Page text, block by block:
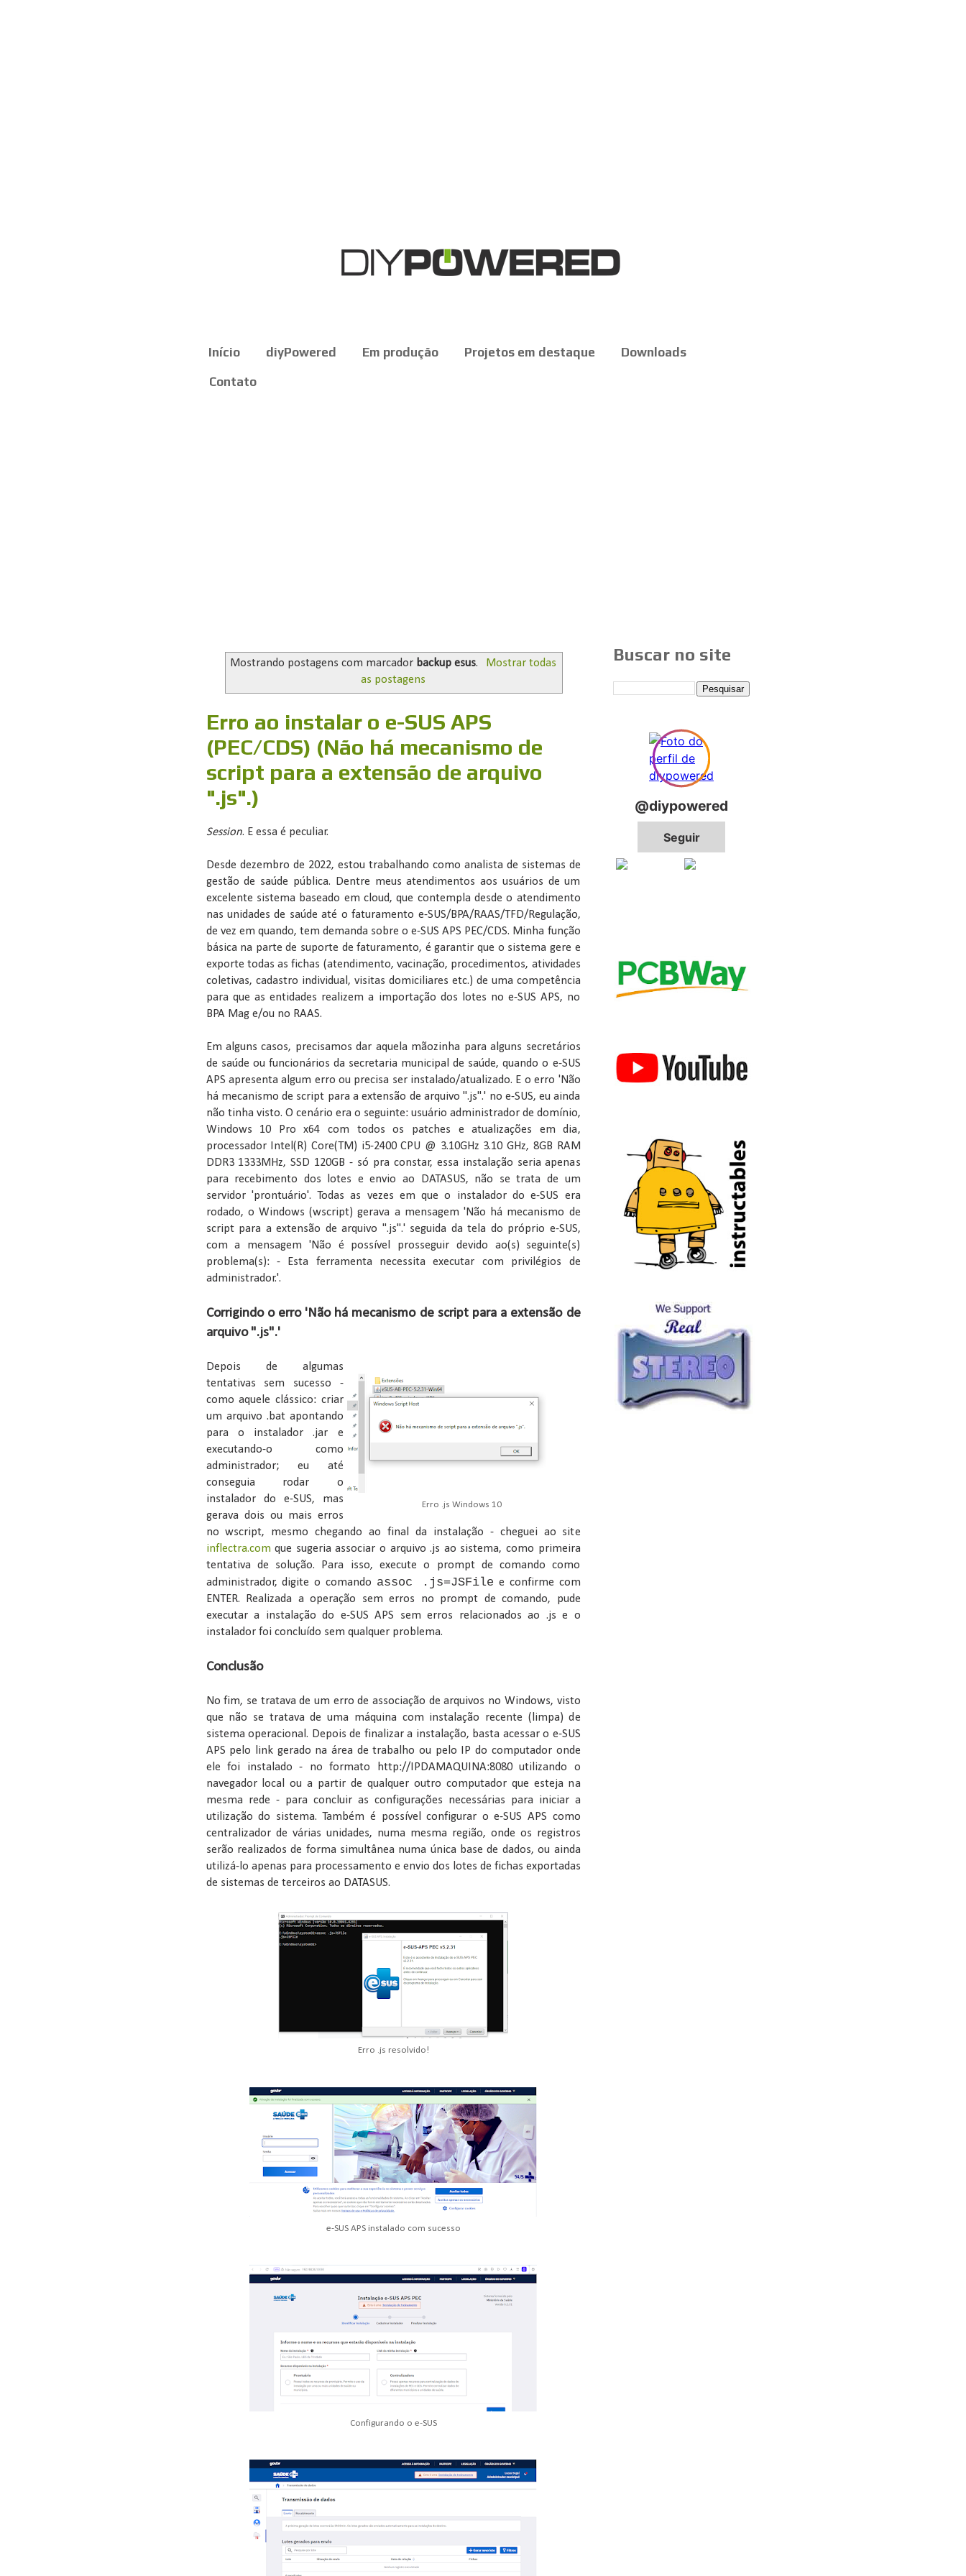
Início diyPowered Em produção Projetos em destaque Downloads
Contato
Mostrando postagens com marcador backup esus.
Mostrar todas
as postagens
Erro ao instalar o e-SUS APS
(PEC/CDS) (Não há mecanismo de
script para a extensão de arquivo
".js".)
Session. E essa é peculiar.
Desde dezembro de 2022, estou trabalhando como analista de sistemas de
gestão de saúde pública. Dentre meus atendimentos aos usuários de um
excelente sistema baseado em cloud, que contempla desde o atendimento
nas unidades de saúde até o faturamento e-SUS/BPA/RAAS/TFD/Regulação,
de vez em quando, tem demanda sobre o e-SUS APS PEC/CDS. Minha função
básica na parte de suporte de faturamento, é garantir que o sistema gere e
exporte todas as fichas (atendimento, vacinação, procedimentos, atividades
coletivas, cadastro individual, visitas domiciliares etc.) de uma competência
para que as entidades realizem a importação dos lotes no e-SUS APS, no
BPA Mag e/ou no RAAS.
Em alguns casos, precisamos dar aquela mãozinha para alguns secretários
de saúde ou funcionários da secretaria municipal de saúde, quando o e-SUS
APS apresenta algum erro ou precisa ser instalado/atualizado. E o erro 'Não
há mecanismo de script para a extensão de arquivo ".js".' no e-SUS, eu ainda
não tinha visto. O cenário era o seguinte: usuário administrador de domínio,
Windows 10 Pro x64 com todos os patches e atualizações em dia,
processador Intel(R) Core(TM) i5-2400 CPU @ 3.10GHz 3.10 GHz, 8GB RAM
DDR3 1333MHz, SSD 120GB - só pra constar, essa instalação seria apenas
para recebimento dos lotes e envio ao DATASUS, não se trata de um
servidor 'prontuário'. Todas as vezes em que o instalador do e-SUS era
rodado, o Windows (wscript) gerava a mensagem 'Não há mecanismo de
script para a extensão de arquivo ".js".' seguida da tela do próprio e-SUS,
com a mensagem 'Não é possível prosseguir devido ao(s) seguinte(s)
problema(s): - Esta ferramenta necessita executar com privilégios de
administrador.'.
Corrigindo o erro 'Não há mecanismo de script para a extensão de
arquivo ".js".'
Erro .js Windows 10
Depois de algumas
tentativas sem sucesso -
como aquele clássico: criar
um arquivo .bat apontando
para o instalador .jar e
executando-o como
administrador; eu até
conseguia rodar o
instalador do e-SUS, mas
gerava dois ou mais erros
no wscript, mesmo chegando ao final da instalação - cheguei ao site
inflectra.com que sugeria associar o arquivo .js ao sistema, como primeira
tentativa de solução. Para isso, execute o prompt de comando como
administrador, digite o comando assoc .js=JSFile e confirme com
ENTER. Realizada a operação sem erros no prompt de comando, pude
executar a instalação do e-SUS APS sem erros relacionados ao .js e o
instalador foi concluído sem qualquer problema.
Conclusão
No fim, se tratava de um erro de associação de arquivos no Windows, visto
que não se tratava de uma máquina com instalação recente (limpa) de
sistema operacional. Depois de finalizar a instalação, basta acessar o e-SUS
APS pelo link gerado na área de trabalho ou pelo IP do computador onde
ele foi instalado - no formato http://IPDAMAQUINA:8080 utilizando o
navegador local ou a partir de qualquer outro computador que esteja na
mesma rede - para concluir as configurações necessárias para iniciar a
utilização do sistema. Também é possível configurar o e-SUS APS como
centralizador de várias unidades, numa mesma região, onde os registros
serão realizados de forma simultânea numa única base de dados, ou ainda
utilizá-lo apenas para processamento e envio dos lotes de fichas exportadas
de sistemas de terceiros ao DATASUS.
Erro .js resolvido!
e-SUS APS instalado com sucesso
Configurando o e-SUS
Buscar no site